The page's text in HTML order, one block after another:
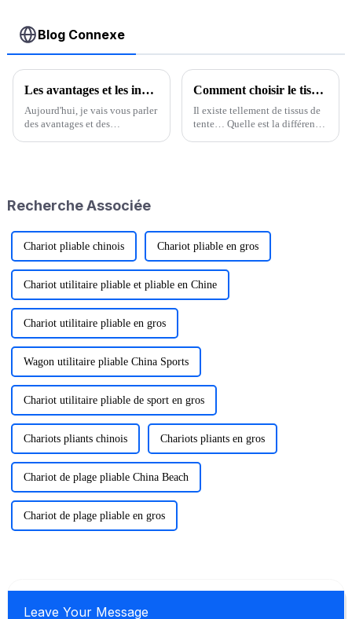
Blog Connexe
Les avantages et les inconvénients des tentes de toit
Aujourd'hui, je vais vous parler
des avantages et des
Tout d'abord, vous devez, ...
Comment choisir le tissu de la tente
Il existe tellement de tissus de
tente… Quelle est la différence,
Recherche Associée
Chariot pliable chinois Chariot pliable en gros
Chariot utilitaire pliable et pliable en Chine
Chariot utilitaire pliable en gros
Wagon utilitaire pliable China Sports
Chariot utilitaire pliable de sport en gros
Chariots pliants chinois Chariots pliants en gros
Chariot de plage pliable China Beach
Chariot de plage pliable en gros
Leave Your Message